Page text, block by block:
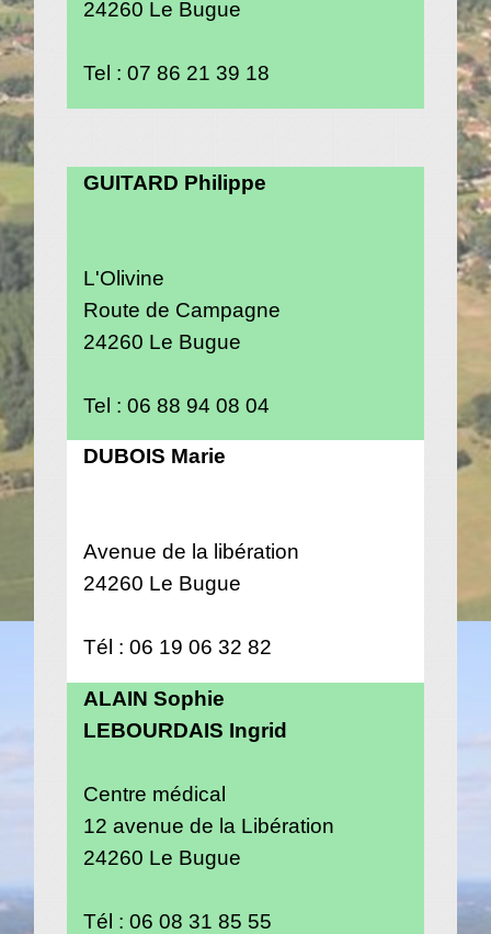
24260 Le Bugue
Tel : 07 86 21 39 18
GUITARD Philippe
L'Olivine
Route de Campagne
24260 Le Bugue
Tel : 06 88 94 08 04
DUBOIS Marie
Avenue de la libération
24260 Le Bugue
Tél : 06 19 06 32 82
ALAIN Sophie
LEBOURDAIS Ingrid
Centre médical
12 avenue de la Libération
24260 Le Bugue
Tél : 06 08 31 85 55